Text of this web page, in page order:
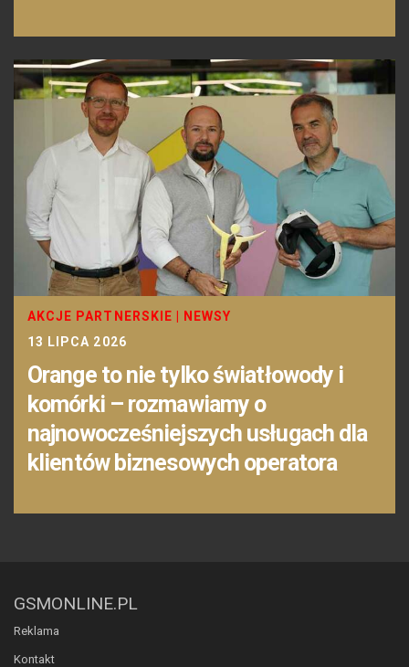
AKCJE PARTNERSKIE
NEWSY
13 LIPCA 2026
Orange to nie tylko światłowody i
komórki – rozmawiamy o
najnowocześniejszych usługach dla
klientów biznesowych operatora
GSMONLINE.PL
Reklama
Kontakt